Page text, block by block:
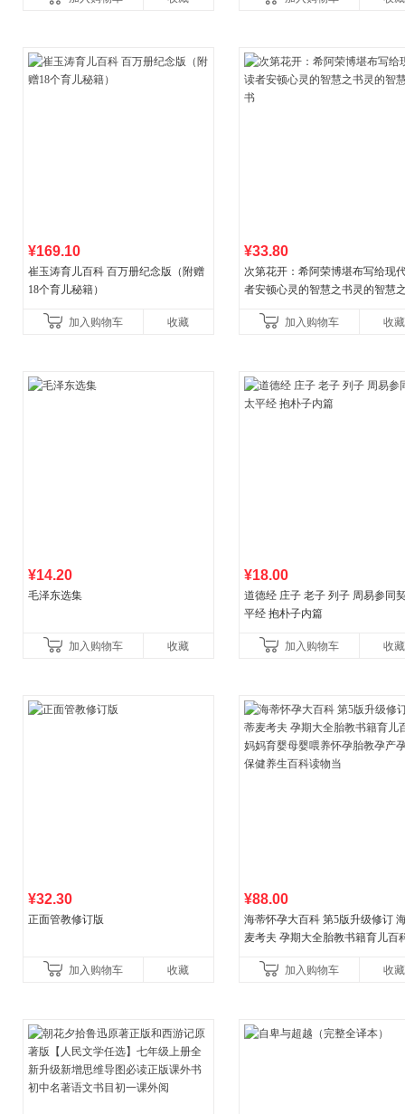
¥169.10
崔玉涛育儿百科 百万册纪念版（附赠
18个育儿秘籍）
加入购物车 收藏
¥33.80
次第花开：希阿荣博堪布写给现
者安顿心灵的智慧之书灵的智慧
加入购物车 收藏
¥14.20
毛泽东选集
加入购物车 收藏
¥18.00
道德经 庄子 老子 列子 周易参同
平经 抱朴子内篇
加入购物车 收藏
¥32.30
正面管教修订版
加入购物车 收藏
¥88.00
海蒂怀孕大百科 第5版升级修订
麦考夫 孕期大全胎教书籍育儿百
健养生百科读物当
加入购物车 收藏